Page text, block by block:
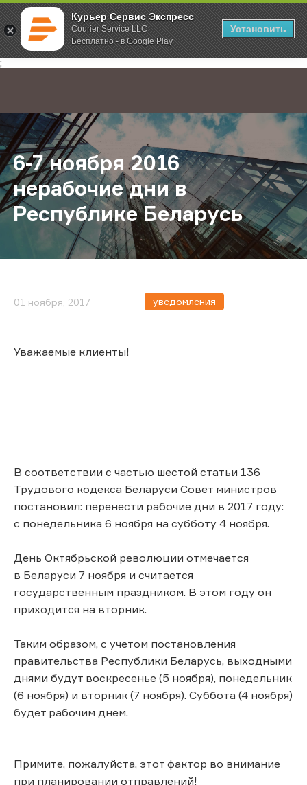
Курьер Сервис Экспресс
Courier Service LLC
Бесплатно - в Google Play
Установить
;
Главная О компании Новости 6-7 ноября 2016 нерабочие дни в
6-7 ноября 2016
нерабочие дни в
Республике Беларусь
01 ноября, 2017 уведомления
Уважаемые клиенты!
В соответствии с частью шестой статьи 136
Трудового кодекса Беларуси Совет министров
постановил: перенести рабочие дни в 2017 году:
с понедельника 6 ноября на субботу 4 ноября.
День Октябрьской революции отмечается
в Беларуси 7 ноября и считается
государственным праздником. В этом году он
приходится на вторник.
Таким образом, с учетом постановления
правительства Республики Беларусь, выходными
днями будут воскресенье (5 ноября), понедельник
(6 ноября) и вторник (7 ноября). Суббота (4 ноября)
будет рабочим днем.
Примите, пожалуйста, этот фактор во внимание
при планировании отправлений!